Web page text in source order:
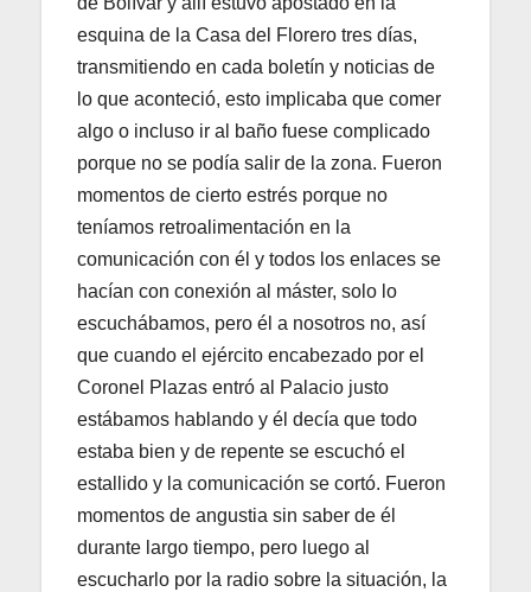
esquina de la Casa del Florero tres días,
transmitiendo en cada boletín y noticias de
lo que aconteció, esto implicaba que comer
algo o incluso ir al baño fuese complicado
porque no se podía salir de la zona. Fueron
momentos de cierto estrés porque no
teníamos retroalimentación en la
comunicación con él y todos los enlaces se
hacían con conexión al máster, solo lo
escuchábamos, pero él a nosotros no, así
que cuando el ejército encabezado por el
Coronel Plazas entró al Palacio justo
estábamos hablando y él decía que todo
estaba bien y de repente se escuchó el
estallido y la comunicación se cortó. Fueron
momentos de angustia sin saber de él
durante largo tiempo, pero luego al
escucharlo por la radio sobre la situación, la